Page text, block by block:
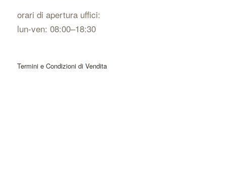
orari di apertura uffici:
lun-ven: 08:00–18:30
Termini e Condizioni di Vendita